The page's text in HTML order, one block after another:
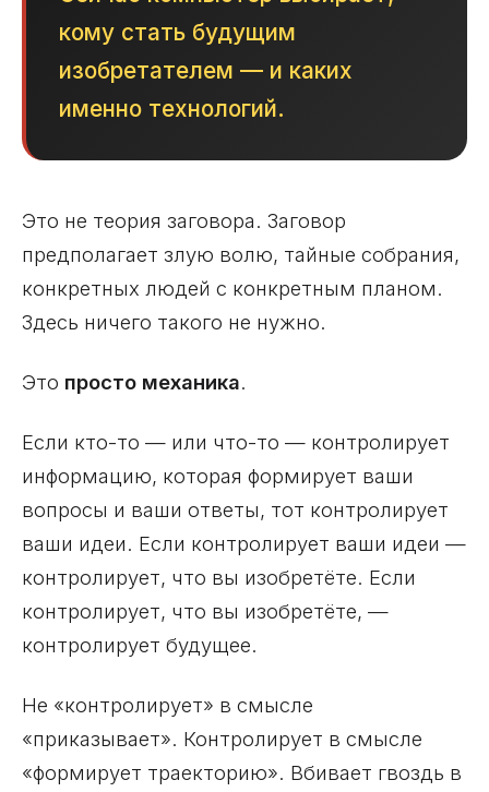
кому стать будущим
изобретателем — и каких
именно технологий.
Это не теория заговора. Заговор
предполагает злую волю, тайные собрания,
конкретных людей с конкретным планом.
Здесь ничего такого не нужно.
Это просто механика.
Если кто-то — или что-то — контролирует
информацию, которая формирует ваши
вопросы и ваши ответы, тот контролирует
ваши идеи. Если контролирует ваши идеи —
контролирует, что вы изобретёте. Если
контролирует, что вы изобретёте, —
контролирует будущее.
Не «контролирует» в смысле
«приказывает». Контролирует в смысле
«формирует траекторию». Вбивает гвоздь в